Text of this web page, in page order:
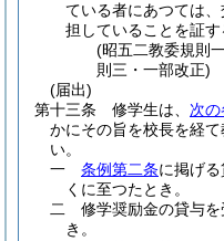
ている者にあつては
担していることを証
(昭五二教委規則
則三・一部改正)
(届出)
第十三条
修学生は、 次
かにその旨を校長を経
い。
一
条例第二条に掲げ
くに至つたとき。
二
修学奨励金の貸与
き。